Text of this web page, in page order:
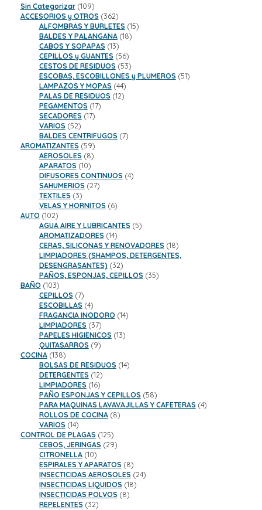
Sin Categorizar 109109
productos
ACCESORIOS y OTROS 362362
productos
ALFOMBRAS Y BURLETES 1515
BALDES Y PALANGANA 1818
CABOS Y SOPAPAS 1313
productos
CEPILLOS y GUANTES 5656
productos
CESTOS DE RESIDUOS 5353
productos
ESCOBAS, ESCOBILLONES y PLUMEROS 5151
LAMPAZOS Y MOPAS 4444
productos
PALAS DE RESIDUOS 1212
PEGAMENTOS 1717
SECADORES 1717
VARIOS 5252
productos
BALDES CENTRIFUGOS 77
AROMATIZANTES 5959
productos
AEROSOLES 88
productos
APARATOS 1010
productos
DIFUSORES CONTINUOS 44
SAHUMERIOS 2727
TEXTILES 33
productos
VELAS Y HORNITOS 66
AUTO 102102
productos
AGUA AIRE Y LUBRICANTES 55
AROMATIZADORES 1414
productos
CERAS, SILICONAS Y RENOVADORES 1818
productos
LIMPIADORES (SHAMPOS, DETERGENTES,
DESENGRASANTES) 3232
productos
PAÑOS, ESPONJAS, CEPILLOS 3535
BAÑO 103103
productos
CEPILLOS 77
productos
ESCOBILLAS 44
productos
FRAGANCIA INODORO 1414
LIMPIADORES 3737
productos
PAPELES HIGIENICOS 1313
QUITASARROS 99
COCINA 138138
productos
BOLSAS DE RESIDUOS 1414
DETERGENTES 1212
productos
LIMPIADORES 1616
productos
PAÑO ESPONJAS Y CEPILLOS 5858
productos
PARA MAQUINAS LAVAVAJILLAS Y CAFETERAS 44
ROLLOS DE COCINA 88
VARIOS 1414
productos
CONTROL DE PLAGAS 125125
productos
CEBOS, JERINGAS 2929
CITRONELLA 1010
productos
ESPIRALES Y APARATOS 88
productos
INSECTICIDAS AEROSOLES 2424
INSECTICIDAS LIQUIDOS 1818
INSECTICIDAS POLVOS 88
REPELENTES 3232